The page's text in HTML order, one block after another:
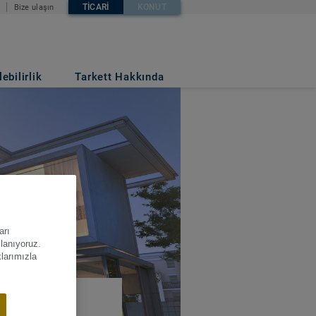
Bize ulaşın TICARI KONUT
Tarkett Hakkında